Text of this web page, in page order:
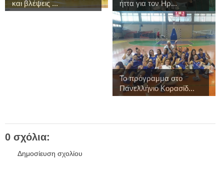
και βλέψεις ...
ήττα για τον Ηρ...
Το πρόγραμμα στο
Πανελλήνιο Κορασίδ...
0 σχόλια:
Δημοσίευση σχολίου